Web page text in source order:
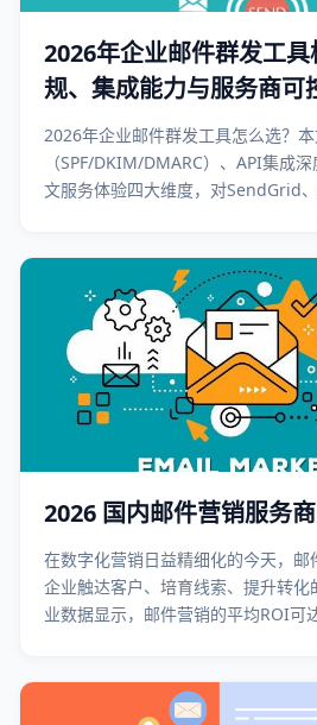
2026年企业邮件群发工
规、集成能力与服务商可
2026年企业邮件群发工具怎么选？
（SPF/DKIM/DMARC）、API集成
文服务体验四大维度，对SendGrid
服务商均无法承诺保障，企业应关注
术认证等可控指标。无论你是搭建事
通知）系统，还是规划海外营销与
帮你避开选型陷阱，找到最匹配的
2026 国内邮件营销服务
在数字化营销日益精细化的今天，
企业触达客户、培育线索、提升转
业数据显示，邮件营销的平均ROI可
商，是营销成功的第一步。 本文将